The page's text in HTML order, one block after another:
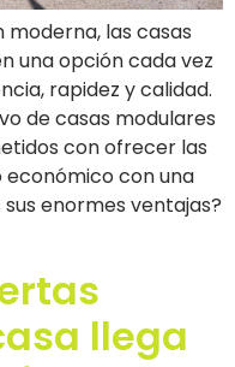
moderna, las casas
una opción cada vez
rapidez y calidad.
de casas modulares
con ofrecer las
económico con una
enormes ventajas?
llega